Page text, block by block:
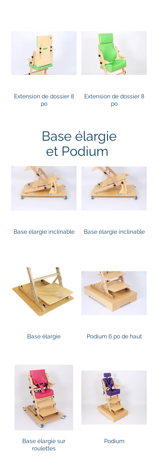
Extension de dossier 8
po
Extension de dossier 8
po
Base élargie
et Podium
Base élargie inclinable Base élargie inclinable
Base élargie Podium 6 po de haut
Base élargie sur
roulettes
Podium